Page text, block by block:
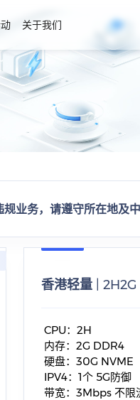
关于我们
挂等违法违规用途，请遵
业务，请遵守所在地及中
香港轻量 | 2H2G
CPU：2H
内存：2G DDR4
硬盘：30G NVME
IPV4：1个 5G防御
带宽：3Mbps 不限